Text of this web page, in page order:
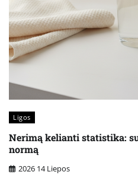
Ligos
Nerimą kelianti statistika:
normą
2026 14 Liepos